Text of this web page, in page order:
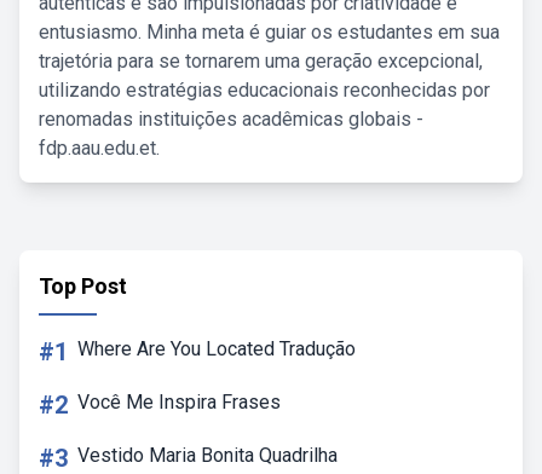
entusiasmo. Minha meta é guiar os estudantes em sua
trajetória para se tornarem uma geração excepcional,
utilizando estratégias educacionais reconhecidas por
renomadas instituições acadêmicas globais -
fdp.aau.edu.et.
Top Post
#1 Where Are You Located Tradução
#2 Você Me Inspira Frases
#3 Vestido Maria Bonita Quadrilha